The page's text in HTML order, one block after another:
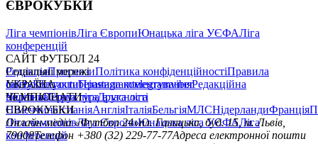
ЄВРОКУБКИ
Ліга чемпіонівЛіга ЄвропиЮнацька ліга УЄФАЛіга
конференцій
САЙТ ФУТБОЛ 24
РедакціяПрогнозиПолітика конфіденційностіПравила
сайтуКонтактиПравила коментуванняРедакційна
політикаСтруктура власності
Соціальні мережі
facebookxyoutubeinstagramtelegramviber
УКРАЇНА
УкраїнаПерша лігаДруга ліга
ЧЕМПІОНАТИ
НімеччинаІспаніяАнгліяІталіяБельгіяМЛСНідерландиФранція
ЄВРОКУБКИ
Ліга чемпіонівЛіга ЄвропиЮнацька ліга УЄФАЛіга
конференцій
Онлайн-медіа «Футбол 24»пл. Галицька, буд. 15, м. Львів,
79008Телефон +380 (32) 229-77-77Адреса електронної пошти